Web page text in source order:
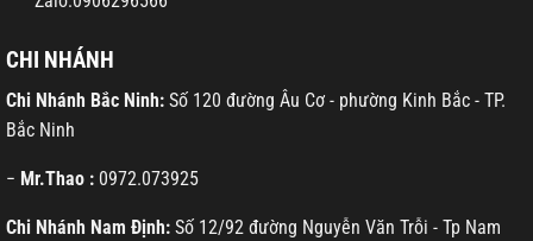
CHI NHÁNH
Chi Nhánh Bắc Ninh: Số 120 đường Âu Cơ - phường Kinh Bắc - TP.
Bắc Ninh
− Mr.Thao : 0972.073925
Chi Nhánh Nam Định: Số 12/92 đường Nguyễn Văn Trỗi - Tp Nam